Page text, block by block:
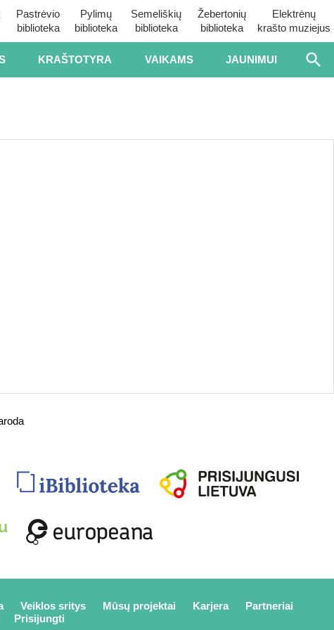
Pastrėvio
biblioteka
Pylimų
biblioteka
Semeliškių
biblioteka
Žebertonių
biblioteka
Elektrėnų
krašto muziejus
KRAŠTOTYRA VAIKAMS JAUNIMUI
Veiklos sritys Mūsų projektai Karjera
Partneriai
Prisijungti